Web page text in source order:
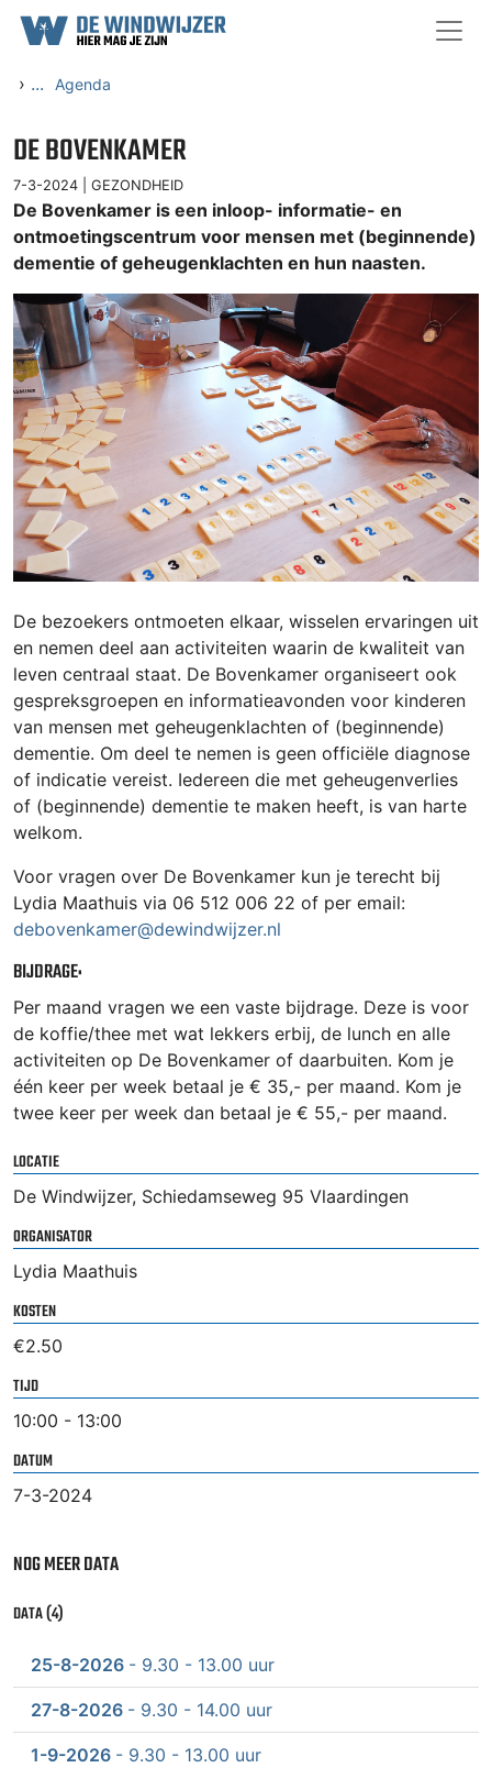
Ga naar content
› ... Agenda
DE BOVENKAMER
7-3-2024 | GEZONDHEID
De Bovenkamer is een inloop- informatie- en
ontmoetingscentrum voor mensen met (beginnende)
dementie of geheugenklachten en hun naasten.
De bezoekers ontmoeten elkaar, wisselen ervaringen uit
en nemen deel aan activiteiten waarin de kwaliteit van
leven centraal staat. De Bovenkamer organiseert ook
gespreksgroepen en informatieavonden voor kinderen
van mensen met geheugenklachten of (beginnende)
dementie. Om deel te nemen is geen officiële diagnose
of indicatie vereist. Iedereen die met geheugenverlies
of (beginnende) dementie te maken heeft, is van harte
welkom.
Voor vragen over De Bovenkamer kun je terecht bij
Lydia Maathuis via 06 512 006 22 of per email:
debovenkamer@dewindwijzer.nl
BIJDRAGE:
Per maand vragen we een vaste bijdrage. Deze is voor
de koffie/thee met wat lekkers erbij, de lunch en alle
activiteiten op De Bovenkamer of daarbuiten. Kom je
één keer per week betaal je € 35,- per maand. Kom je
twee keer per week dan betaal je € 55,- per maand.
LOCATIE
De Windwijzer, Schiedamseweg 95 Vlaardingen
ORGANISATOR
Lydia Maathuis
KOSTEN
€2.50
TIJD
10:00 - 13:00
DATUM
7-3-2024
NOG MEER DATA
DATA (4)
25-8-2026 - 9.30 - 13.00 uur
27-8-2026 - 9.30 - 14.00 uur
1-9-2026 - 9.30 - 13.00 uur